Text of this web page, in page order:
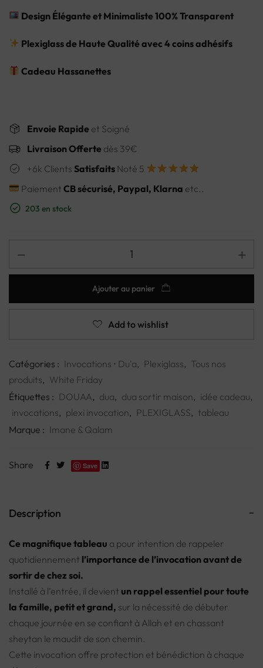
Design Élégante et Minimaliste 100% Transparent
Plexiglass de Haute Qualité avec 4 coins adhésifs
Cadeau Hassanettes
Envoie Rapide et Soigné
Livraison Offerte dès 39€
+6k Clients Satisfaits Noté 5
PaiementCB sécurisé, Paypal, Klarna etc..
203 en stock
Ajouter au panier
Add to wishlist
Catégories : Invocations • Du'a, Plexiglass, Tous nos
produits, White Friday
Étiquettes : DOUAA, dua, dua sortir maison, idée cadeau,
invocations, plexi invocation, PLEXIGLASS, tableau
Marque : Imane & Qalam
Share Save
Description
Ce magnifique tableau a pour intention de rappeler
quotidiennement l’importance de l’invocation avant de
sortir de chez soi.
Installé à l’entrée, il devient un rappel essentiel pour toute
la famille, petit et grand, sur la nécessité de débuter
chaque journée en se confiant à Allah et en chassant
sheytan le maudit de son chemin.
Cette invocation offre protection et bénédiction à chaque